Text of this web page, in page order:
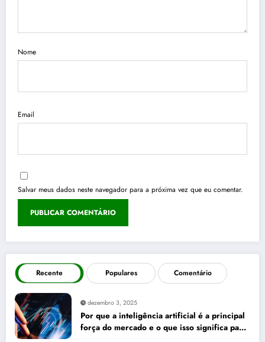
Nome
Email
Salvar meus dados neste navegador para a próxima vez que eu comentar.
Recente Populares Comentário
dezembro 3, 2025
Por que a inteligência artificial é a principal
força do mercado e o que isso significa para